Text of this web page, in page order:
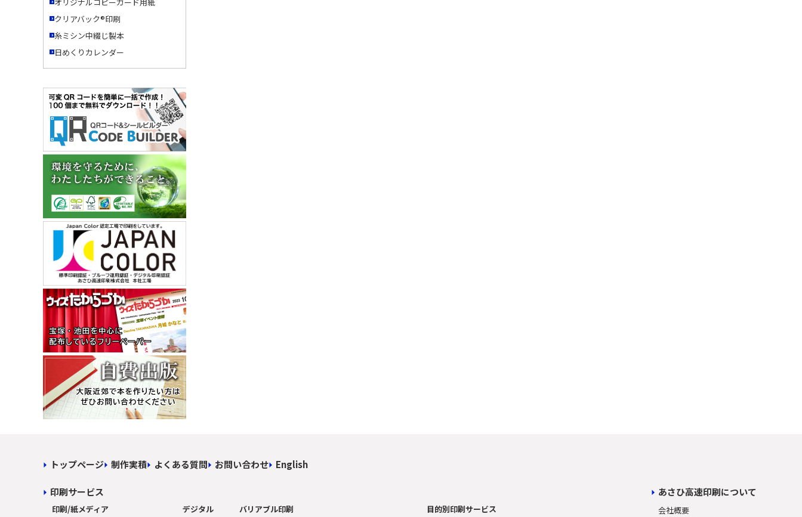
クリアバック®印刷
糸ミシン中綴じ製本
日めくりカレンダー
トップページ 制作実積 よくある質問 お問い合わせ English
印刷サービス
デジタル
印刷/紙メディア
バリアブル印刷
目的別印刷サービス
あさひ高速印刷について
会社概要